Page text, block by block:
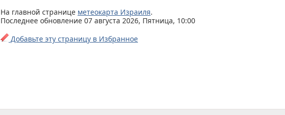
На главной странице метеокарта Израиля.
Последнее обновление 07 августа 2026, Пятница, 10:00
Добавьте эту страницу в Избранное